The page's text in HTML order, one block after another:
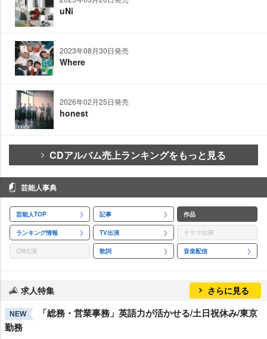
uNi
2023年08月30日発売
Where
2026年02月25日発売
honest
CDアルバム売上ランキングをもっと見る
芸能人事典
芸能人TOP 記事 作品
ランキング情報 TV出演 ドラマ出演
CM出演 歌詞 音楽配信
求人特集 さらに見る
NEW
「総務・営業事務」英語力が活かせる/土日祝休み/東京
勤務